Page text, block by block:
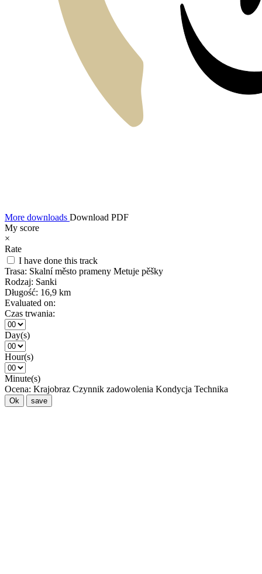
More downloads Download PDF
My score
×
Rate
I have done this track
Trasa: Skalní město prameny Metuje pěšky
Rodzaj: Sanki
Długość: 16,9 km
Evaluated on:
Czas trwania:
Day(s)
Hour(s)
Minute(s)
Ocena: Krajobraz Czynnik zadowolenia Kondycja Technika
Ok save